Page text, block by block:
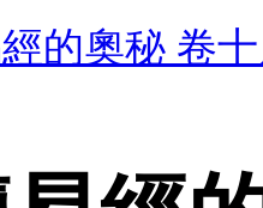
的奧秘 卷